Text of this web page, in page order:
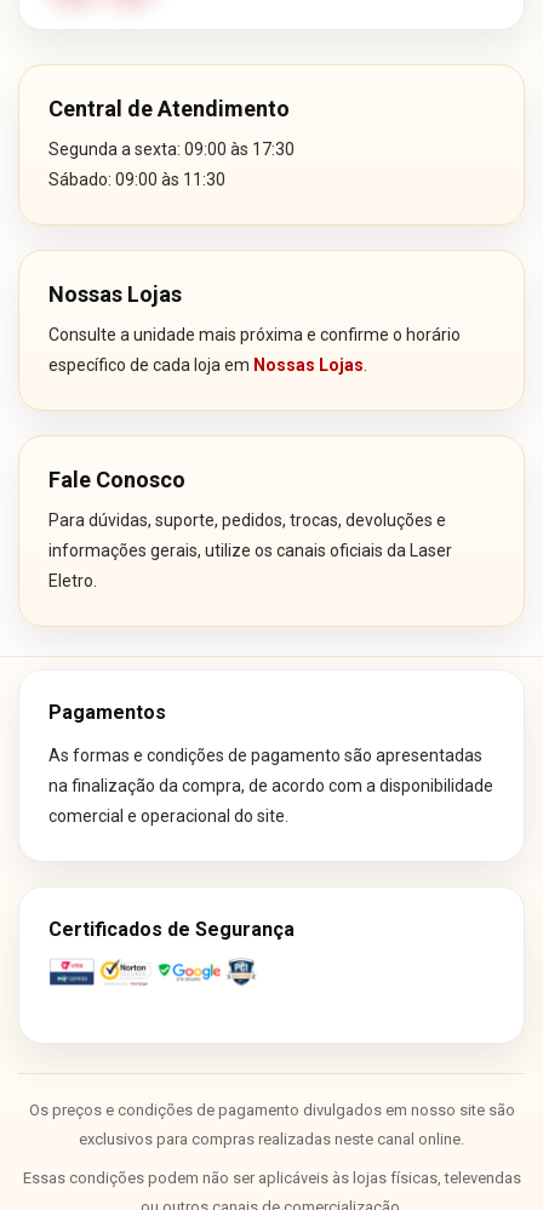
Central de Atendimento
Segunda a sexta: 09:00 às 17:30
Sábado: 09:00 às 11:30
Nossas Lojas
Consulte a unidade mais próxima e confirme o horário
específico de cada loja em Nossas Lojas
Fale Conosco
Para dúvidas, suporte, pedidos, trocas, devoluções e
informações gerais, utilize os canais oficiais da Laser
Eletro.
Pagamentos
As formas e condições de pagamento são apresentadas
na finalização da compra, de acordo com a disponibilidade
comercial e operacional do site.
Certificados de Segurança
Os preços e condições de pagamento divulgados em nosso site são
exclusivos para compras realizadas neste canal online.
Essas condições podem não ser aplicáveis às lojas físicas, televendas